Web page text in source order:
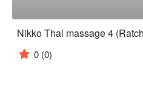
Nikko Thai massage 4
0 (0)